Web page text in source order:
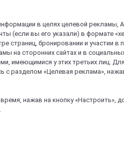
в целях целевой рекламы,
(если вы его указали) в формате
страниц, бронировании и участии в
на сторонних сайтах и в
имеющимися у этих третьих лиц.
с разделом «Целевая реклама»,
нажав на кнопку «Настроить»,